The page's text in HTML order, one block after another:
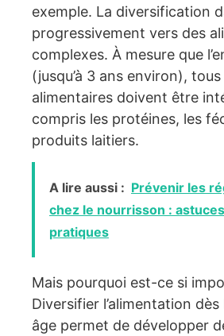
exemple. La diversification
progressivement vers des
complexes. À mesure que
(jusqu’à 3 ans environ),
alimentaires doivent être
compris les protéines, les
produits laitiers.
A lire aussi : Prévenir les
chez le nourrisson :
pratiques
Mais pourquoi est-ce si
Diversifier l’alimentation dès
âge permet de développer